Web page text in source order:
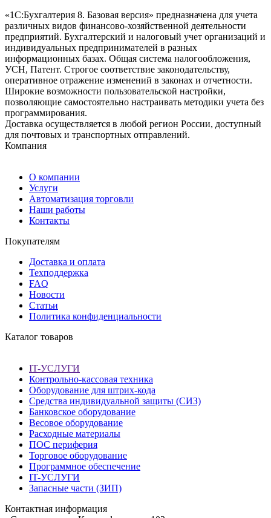
«1С:Бухгалтерия 8. Базовая версия» предназначена для учета
различных видов финансово-хозяйственной деятельности
предприятий. Бухгалтерский и налоговый учет организаций и
индивидуальных предпринимателей в разных
информационных базах. Общая система налогообложения,
УСН, Патент. Строгое соответствие законодательству,
оперативное отражение изменений в законах и отчетности.
Широкие возможности пользовательской настройки,
позволяющие самостоятельно настраивать методики учета без
программирования.
Доставка осуществляется в любой регион России, доступный
для почтовых и транспортных отправлений.
Компания
О компании
Услуги
Автоматизация торговли
Наши работы
Контакты
Покупателям
Доставка и оплата
Техподдержка
FAQ
Новости
Статьи
Политика конфиденциальности
Каталог товаров
IT-УСЛУГИ
Контрольно-кассовая техника
Оборудование для штрих-кода
Средства индивидуальной защиты (СИЗ)
Банковское оборудование
Весовое оборудование
Расходные материалы
ПОС периферия
Торговое оборудование
Программное обеспечение
IT-УСЛУГИ
Запасные части (ЗИП)
Контактная информация